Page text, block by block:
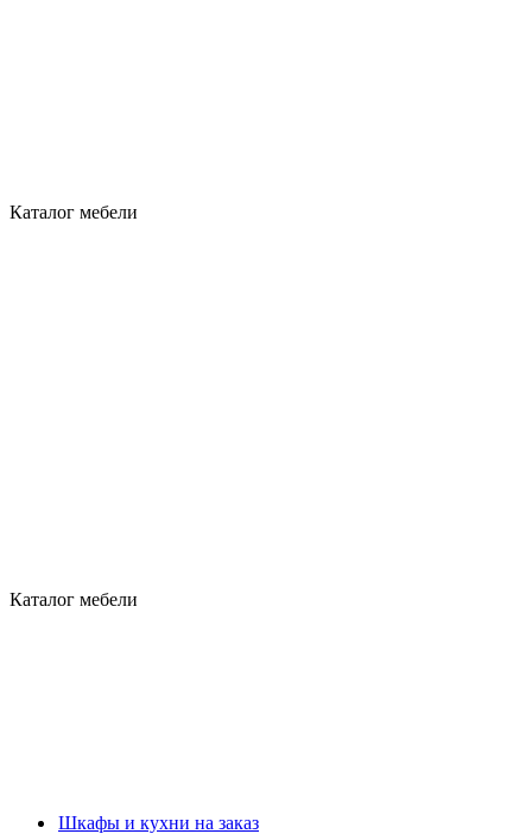
Каталог мебели
Каталог мебели
Шкафы и кухни на заказ